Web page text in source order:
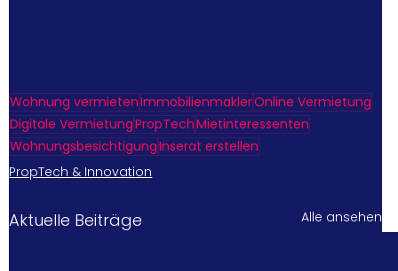
Wohnung vermietenImmobilienmaklerOnline Vermietung
Digitale VermietungPropTechMietinteressenten
WohnungsbesichtigungInserat erstellen
PropTech & Innovation
Aktuelle Beiträge Alle ansehen